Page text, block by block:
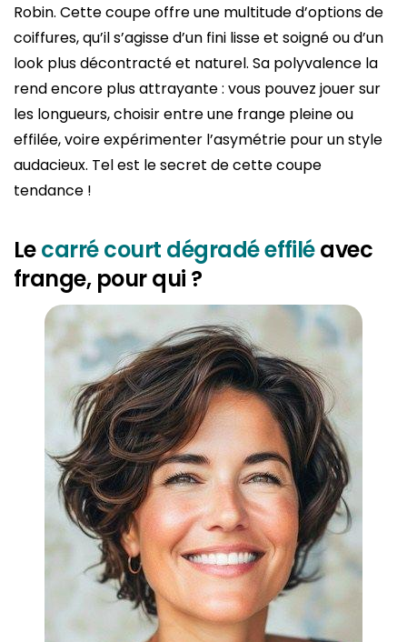
Robin. Cette coupe offre une multitude d’options de
coiffures, qu’il s’agisse d’un fini lisse et soigné ou d’un
look plus décontracté et naturel. Sa polyvalence la
rend encore plus attrayante : vous pouvez jouer sur
les longueurs, choisir entre une frange pleine ou
effilée, voire expérimenter l’asymétrie pour un style
audacieux. Tel est le secret de cette coupe
tendance !
Lecarré court dégradé effiléavec
frange, pour qui ?